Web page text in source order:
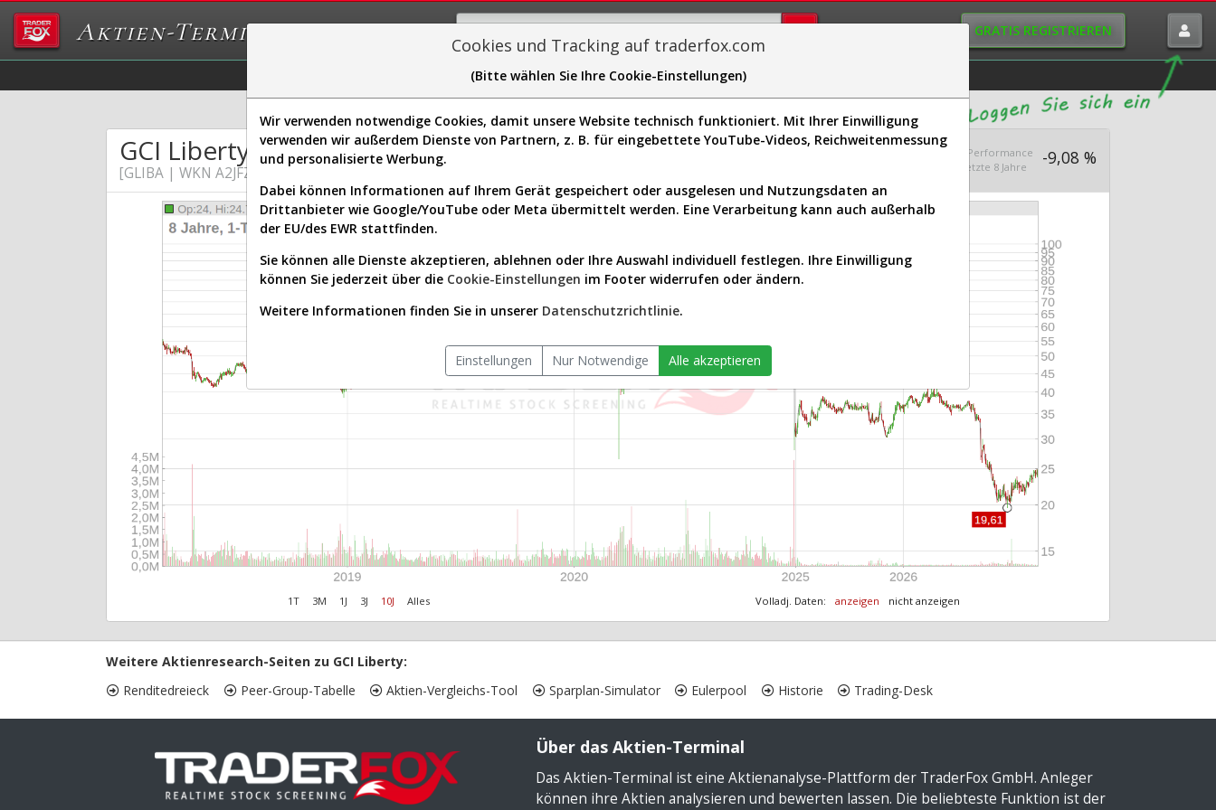
Aktien-Terminal GRATIS REGISTRIEREN
Sector-Spider Easy-Scan Visualizations
GCI Liberty, Inc.
[GLIBA | WKN A2JFZ1 | ISIN US36164V3050]
Ø Performance
letzte 8 Jahre
-9,08 %
1T 3M 1J 3J 10J Alles Volladj. Daten: anzeigen nicht anzeigen
Weitere Aktienresearch-Seiten zu GCI Liberty:
Renditedreieck
Peer-Group-Tabelle Aktien-Vergleichs-Tool Sparplan-Simulator Eulerpool Historie Trading-Desk
Über das Aktien-Terminal
Das Aktien-Terminal ist eine Aktienanalyse-Plattform der TraderFox GmbH. Anleger
können ihre Aktien analysieren und bewerten lassen. Die beliebteste Funktion ist der
Cookies und Tracking auf traderfox.com
(Bitte wählen Sie Ihre Cookie-Einstellungen)
Wir verwenden notwendige Cookies, damit unsere Website technisch funktioniert. Mit Ihrer Einwilligung
verwenden wir außerdem Dienste von Partnern, z. B. für eingebettete YouTube-Videos, Reichweitenmessung
und personalisierte Werbung.
Dabei können Informationen auf Ihrem Gerät gespeichert oder ausgelesen und Nutzungsdaten an
Drittanbieter wie Google/YouTube oder Meta übermittelt werden. Eine Verarbeitung kann auch außerhalb
der EU/des EWR stattfinden.
Sie können alle Dienste akzeptieren, ablehnen oder Ihre Auswahl individuell festlegen. Ihre Einwilligung
können Sie jederzeit über die Cookie-Einstellungen im Footer widerrufen oder ändern.
Weitere Informationen finden Sie in unserer Datenschutzrichtlinie.
Einstellungen Nur Notwendige Alle akzeptieren